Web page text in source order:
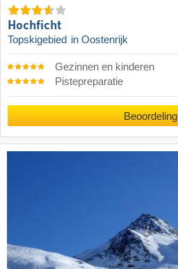
Hochficht
Topskigebied in Oostenrijk
Gezinnen en kinderen
Pistepreparatie
Beoordeling